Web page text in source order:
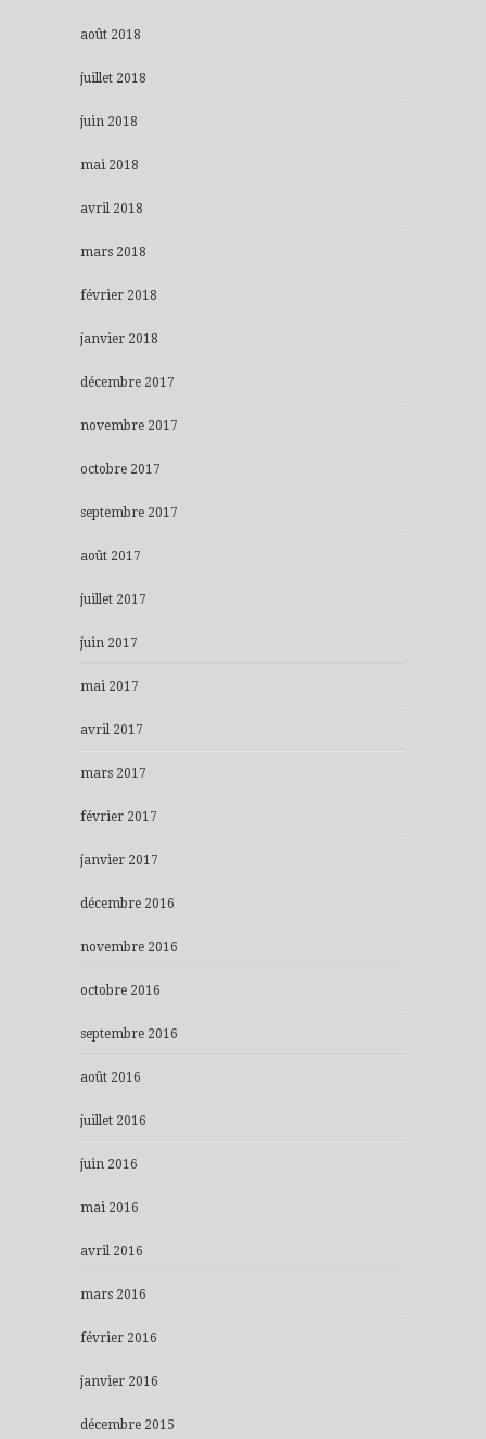
août 2018
juillet 2018
juin 2018
mai 2018
avril 2018
mars 2018
février 2018
janvier 2018
décembre 2017
novembre 2017
octobre 2017
septembre 2017
août 2017
juillet 2017
juin 2017
mai 2017
avril 2017
mars 2017
février 2017
janvier 2017
décembre 2016
novembre 2016
octobre 2016
septembre 2016
août 2016
juillet 2016
juin 2016
mai 2016
avril 2016
mars 2016
février 2016
janvier 2016
décembre 2015